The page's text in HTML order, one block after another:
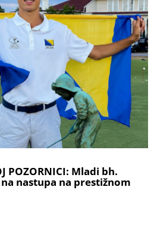
POZORNICI: Mladi bh.
nastupa na prestižnom